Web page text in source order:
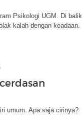
Psikologi UGM. Di balik
kalah dengan keadaan.
umum. Apa saja cirinya?